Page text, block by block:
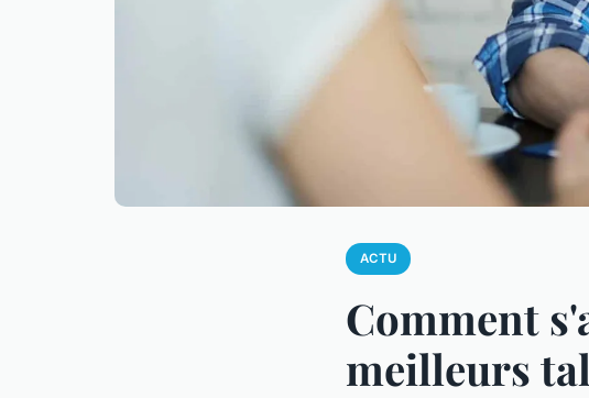
ACTU
Comment
meilleurs